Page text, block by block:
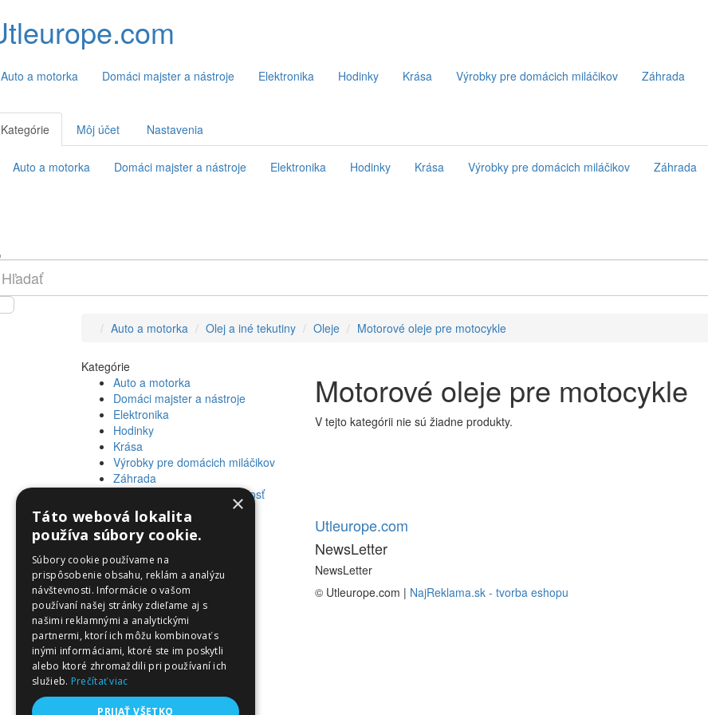
Auto a motorka Domáci majster a nástroje Elektronika Hodinky Krása Výrobky pre domácich miláčikov Záhrada
Kategórie Môj účet Nastavenia
Auto a motorka Domáci majster a nástroje Elektronika Hodinky Krása Výrobky pre domácich miláčikov Záhrada
Auto a motorka Olej a iné tekutiny Oleje Motorové oleje pre motocykle
Kategórie
Auto a motorka
Domáci majster a nástroje
Elektronika
Hodinky
Krása
Výrobky pre domácich miláčikov
Záhrada
Zdravie a osobná starostlivosť
Motorové oleje pre motocykle
V tejto kategórii nie sú žiadne produkty.
Informácie
Utleurope.com
NewsLetter
NewsLetter
© Utleurope.com | NajReklama.sk - tvorba eshopu
×
Táto webová lokalita
používa súbory cookie.
Súbory cookie používame na
prispôsobenie obsahu, reklám a analýzu
návštevnosti. Informácie o vašom
používaní našej stránky zdieľame aj s
našimi reklamnými a analytickými
partnermi, ktorí ich môžu kombinovať s
inými informáciami, ktoré ste im poskytli
alebo ktoré zhromaždili pri používaní ich
služieb. Prečítať viac
PRIJAŤ VŠETKO